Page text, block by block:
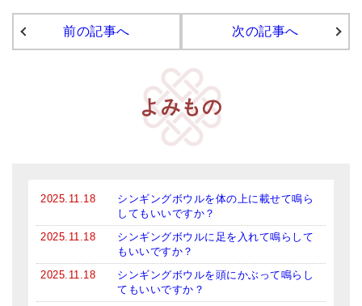
ブログ
前の記事へ 次の記事へ
よみもの
2025.11.18
シンギングボウルを体の上に載せて鳴ら
してもいいですか？
2025.11.18
シンギングボウルに足を入れて鳴らして
もいいですか？
2025.11.18
シンギングボウルを頭にかぶって鳴らし
てもいいですか？